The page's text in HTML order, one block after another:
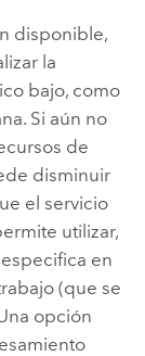
disponible,
la
bajo, como
Si aún no
de
disminuir
el servicio
utilizar,
en
(que se
opción